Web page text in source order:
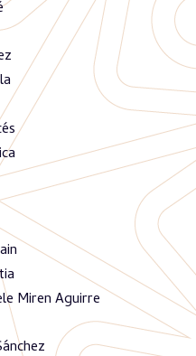
Miren Aguirre